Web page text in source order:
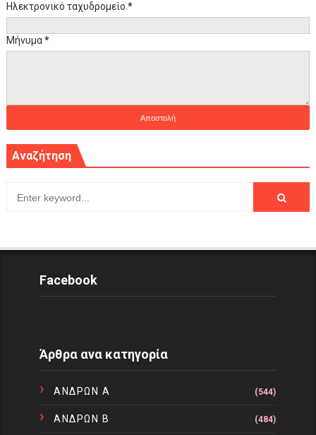
Ηλεκτρονικό ταχυδρομείο *
Μήνυμα*
Αναζήτηση
Facebook
Άρθρα ανα κατηγορία
ΑΝΔΡΩΝ Α (544)
ΑΝΔΡΩΝ Β (484)